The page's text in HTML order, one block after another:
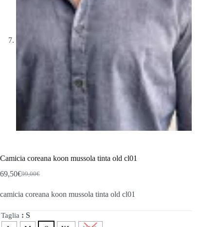
Camicia coreana koon mussola tinta old cl01
99,00€
Il
originale
99,00€.
69,50€Il
attuale
69,50€.
camicia coreana koon mussola tinta old cl01
Taglia : S